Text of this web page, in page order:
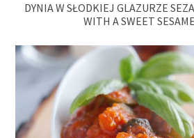
DYNIA W SŁODKIEJ GLAZURZE
WITH A SWEET